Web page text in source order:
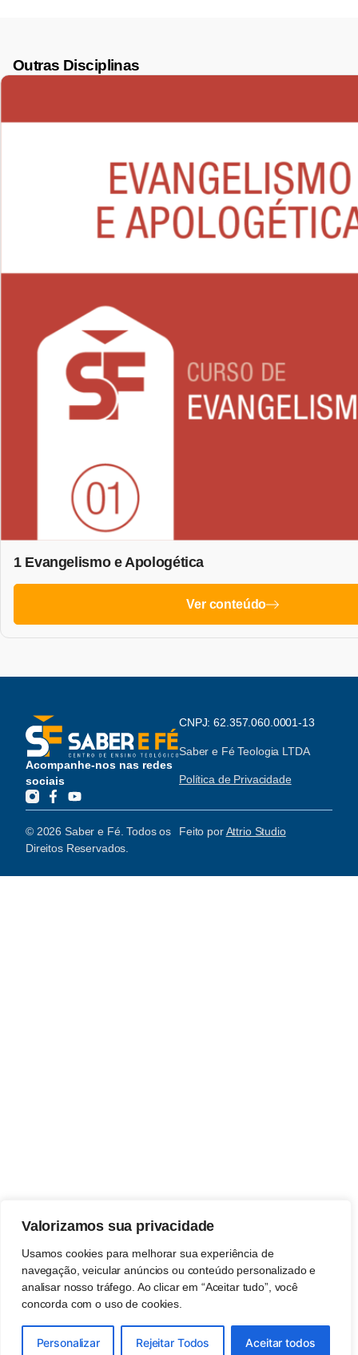
Valorizamos sua privacidade
Usamos cookies para melhorar sua experiência de
navegação, veicular anúncios ou conteúdo personalizado e
analisar nosso tráfego. Ao clicar em “Aceitar tudo”, você
concorda com o uso de cookies.
Personalizar Rejeitar Todos Aceitar todos
Outras Disciplinas
1 Evangelismo e Apologética
Ver conteúdo
Acompanhe-nos nas redes
sociais
CNPJ: 62.357.060.0001-13
Saber e Fé Teologia LTDA
Política de Privacidade
© 2026 Saber e Fé. Todos os
Direitos Reservados.
Feito porAttrio Studio